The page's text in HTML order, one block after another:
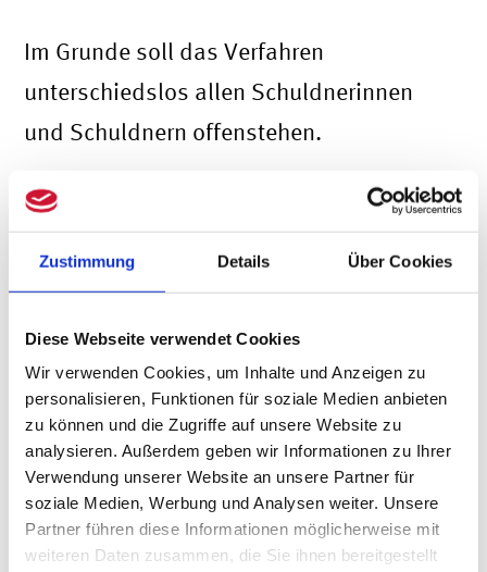
Zustimmung Details Über Cookies
Diese Webseite verwendet Cookies
Wir verwenden Cookies, um Inhalte und Anzeigen zu
personalisieren, Funktionen für soziale Medien anbieten
zu können und die Zugriffe auf unsere Website zu
analysieren. Außerdem geben wir Informationen zu Ihrer
Verwendung unserer Website an unsere Partner für
soziale Medien, Werbung und Analysen weiter. Unsere
Partner führen diese Informationen möglicherweise mit
weiteren Daten zusammen, die Sie ihnen bereitgestellt
Im Grunde soll das Verfahren
unterschiedslos allen Schuldnerinnen
und Schuldnern offenstehen.
Für Verbraucherinnen und Verbraucher
ist die Möglichkeit eines verkürzten
Verfahrens hingegen befristet bis zum
und Verbraucher fällt auf Grundlage
eines von der Bundesregierung bis zum
30. Juli 2024 gereichten Berichts eine
Entscheidung.